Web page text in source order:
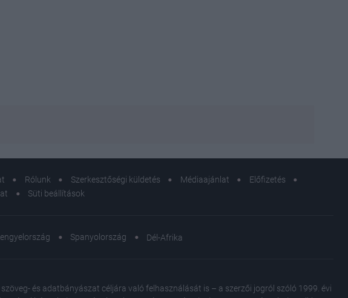
Rólunk Szerkesztőségi küldetés Médiaajánlat
Előfizetés
Süti beállítások
Spanyolország Dél-Afrika
és adatbányászat céljára való felhasználását is – a szerzői jogról szóló 1999. évi